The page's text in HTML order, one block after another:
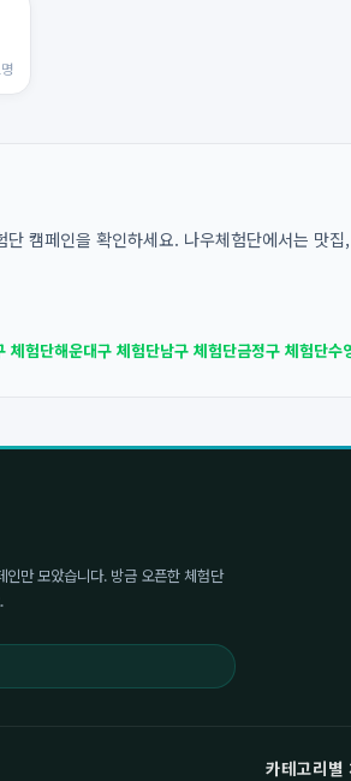
캠페인을 확인하세요. 나우체험단에서는 맛
체험단해운대구 체험단남구 체험단금정구 체험단수
만 모았습니다. 방금 오픈한 체험단
카테고리별